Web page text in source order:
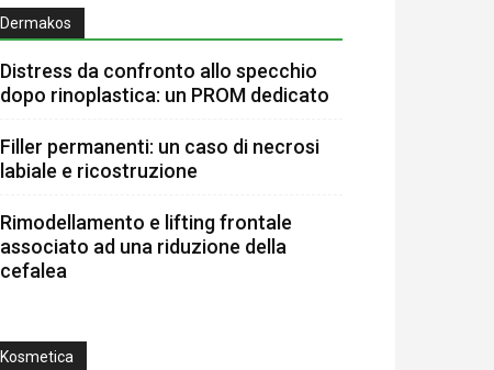
Dermakos
Distress da confronto allo specchio
dopo rinoplastica: un PROM dedicato
Filler permanenti: un caso di necrosi
labiale e ricostruzione
Rimodellamento e lifting frontale
associato ad una riduzione della
cefalea
Kosmetica